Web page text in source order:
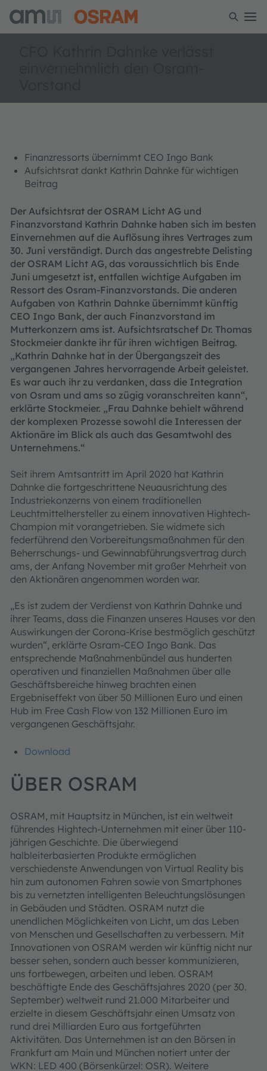
Finanzressorts übernimmt CEO Ingo Bank
Aufsichtsrat dankt Kathrin Dahnke für wichtigen
Beitrag
Der Aufsichtsrat der OSRAM Licht AG und
Finanzvorstand Kathrin Dahnke haben sich im besten
Einvernehmen auf die Auflösung ihres Vertrages zum
30. Juni verständigt. Durch das angestrebte Delisting
der OSRAM Licht AG, das voraussichtlich bis Ende
Juni umgesetzt ist, entfallen wichtige Aufgaben im
Ressort des Osram-Finanzvorstands. Die anderen
Aufgaben von Kathrin Dahnke übernimmt künftig
CEO Ingo Bank, der auch Finanzvorstand im
Mutterkonzern ams ist. Aufsichtsratschef Dr. Thomas
Stockmeier dankte ihr für ihren wichtigen Beitrag.
„Kathrin Dahnke hat in der Übergangszeit des
vergangenen Jahres hervorragende Arbeit geleistet.
Es war auch ihr zu verdanken, dass die Integration
von Osram und ams so zügig voranschreiten kann“,
erklärte Stockmeier. „Frau Dahnke behielt während
der komplexen Prozesse sowohl die Interessen der
Aktionäre im Blick als auch das Gesamtwohl des
Unternehmens.“
Seit ihrem Amtsantritt im April 2020 hat Kathrin
Dahnke die fortgeschrittene Neuausrichtung des
Industriekonzerns von einem traditionellen
Leuchtmittelhersteller zu einem innovativen Hightech-
Champion mit vorangetrieben. Sie widmete sich
federführend den Vorbereitungsmaßnahmen für den
Beherrschungs- und Gewinnabführungsvertrag durch
ams, der Anfang November mit großer Mehrheit von
den Aktionären angenommen worden war.
„Es ist zudem der Verdienst von Kathrin Dahnke und
ihrer Teams, dass die Finanzen unseres Hauses vor den
Auswirkungen der Corona-Krise bestmöglich geschützt
wurden“, erklärte Osram-CEO Ingo Bank. Das
entsprechende Maßnahmenbündel aus hunderten
operativen und finanziellen Maßnahmen über alle
Geschäftsbereiche hinweg brachten einen
Ergebniseffekt von über 50 Millionen Euro und einen
Hub im Free Cash Flow von 132 Millionen Euro im
vergangenen Geschäftsjahr.
Download
ÜBER OSRAM
OSRAM, mit Hauptsitz in München, ist ein weltweit
führendes Hightech-Unternehmen mit einer über 110-
jährigen Geschichte. Die überwiegend
halbleiterbasierten Produkte ermöglichen
verschiedenste Anwendungen von Virtual Reality bis
hin zum autonomen Fahren sowie von Smartphones
bis zu vernetzten intelligenten Beleuchtungslösungen
in Gebäuden und Städten. OSRAM nutzt die
unendlichen Möglichkeiten von Licht, um das Leben
von Menschen und Gesellschaften zu verbessern. Mit
Innovationen von OSRAM werden wir künftig nicht nur
besser sehen, sondern auch besser kommunizieren,
uns fortbewegen, arbeiten und leben. OSRAM
beschäftigte Ende des Geschäftsjahres 2020 (per 30.
September) weltweit rund 21.000 Mitarbeiter und
erzielte in diesem Geschäftsjahr einen Umsatz von
rund drei Milliarden Euro aus fortgeführten
Aktivitäten. Das Unternehmen ist an den Börsen in
Frankfurt am Main und München notiert unter der
WKN: LED 400 (Börsenkürzel: OSR). Weitere